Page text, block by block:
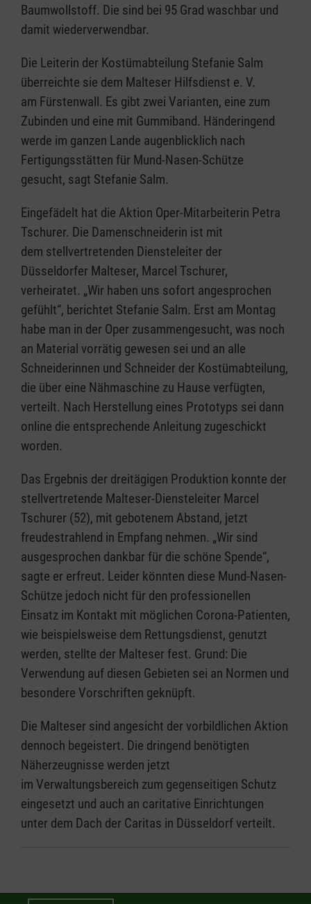
Baumwollstoff. Die sind bei 95 Grad waschbar und
damit wiederverwendbar.
Die Leiterin der Kostümabteilung Stefanie Salm
überreichte sie dem Malteser Hilfsdienst e. V.
am Fürstenwall. Es gibt zwei Varianten, eine zum
Zubinden und eine mit Gummiband. Händeringend
werde im ganzen Lande augenblicklich nach
Fertigungsstätten für Mund-Nasen-Schütze
gesucht, sagt Stefanie Salm.
Eingefädelt hat die Aktion Oper-Mitarbeiterin Petra
Tschurer. Die Damenschneiderin ist mit
dem stellvertretenden Diensteleiter der
Düsseldorfer Malteser, Marcel Tschurer,
verheiratet. „Wir haben uns sofort angesprochen
gefühlt“, berichtet Stefanie Salm. Erst am Montag
habe man in der Oper zusammengesucht, was noch
an Material vorrätig gewesen sei und an alle
Schneiderinnen und Schneider der Kostümabteilung,
die über eine Nähmaschine zu Hause verfügten,
verteilt. Nach Herstellung eines Prototyps sei dann
online die entsprechende Anleitung zugeschickt
worden.
Das Ergebnis der dreitägigen Produktion konnte der
stellvertretende Malteser-Diensteleiter Marcel
Tschurer (52), mit gebotenem Abstand, jetzt
freudestrahlend in Empfang nehmen. „Wir sind
ausgesprochen dankbar für die schöne Spende“,
sagte er erfreut. Leider könnten diese Mund-Nasen-
Schütze jedoch nicht für den professionellen
Einsatz im Kontakt mit möglichen Corona-Patienten,
wie beispielsweise dem Rettungsdienst, genutzt
werden, stellte der Malteser fest. Grund: Die
Verwendung auf diesen Gebieten sei an Normen und
besondere Vorschriften geknüpft.
Die Malteser sind angesicht der vorbildlichen Aktion
dennoch begeistert. Die dringend benötigten
Näherzeugnisse werden jetzt
im Verwaltungsbereich zum gegenseitigen Schutz
eingesetzt und auch an caritative Einrichtungen
unter dem Dach der Caritas in Düsseldorf verteilt.